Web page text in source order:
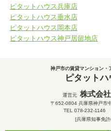
ピタットハウス兵庫店
ピタットハウス垂水店
ピタットハウス岡本店
ピタットハウス神戸居留地店
神戸市の賃貸マンション・
ピタット
運営元 株式会
〒652-0804 兵庫県神戸市
TEL 078-232-1146
[兵庫県知事免